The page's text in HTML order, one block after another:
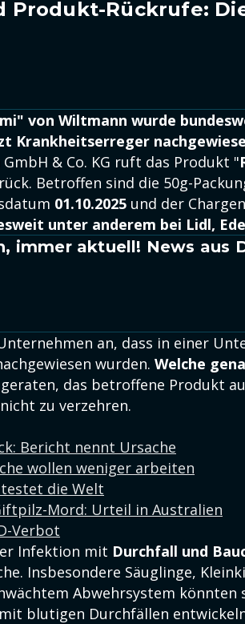
Produkt-Rückrufe:
von Wiltmann wurde
Krankheitserreger
& Co. KG ruft das Produkt "
Betroffen sind die 50g-
01.10.2025 und der
unter anderem bei Lidl,
immer aktuell! News aus
an, dass in einer
wurden. Welche
das betroffene Produkt
zu verzehren.
Bericht nennt Ursache
wollen weniger arbeiten
die Welt
Mord: Urteil in Australien
Verbot
Infektion mit Durchfall und
Insbesondere Säuglinge,
Abwehrsystem könnten
blutigen Durchfällen